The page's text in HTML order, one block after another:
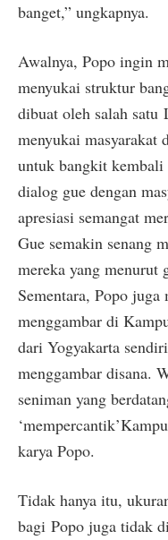
banget,” ungkapnya.
Awalnya, Popo ingin
menyukai struktur
dibuat oleh salah
menyukai masyarakat
untuk bangkit kembali
dialog gue dengan
apresiasi semangat
Gue semakin senang
mereka yang menurut
Sementara, Popo
menggambar di
dari Yogyakarta
menggambar disana.
seniman yang
karya Popo.
Tidak hanya itu,
bagi Popo juga tidak